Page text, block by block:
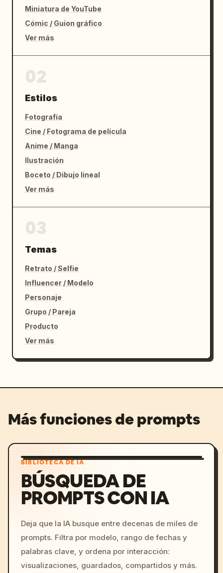
Miniatura de YouTube
Cómic / Guion gráfico
Ver más
Estilos
Fotografía
Cine / Fotograma de película
Anime / Manga
Ilustración
Boceto / Dibujo lineal
Ver más
Temas
Retrato / Selfie
Influencer / Modelo
Personaje
Grupo / Pareja
Producto
Ver más
Más funciones de prompts
BIBLIOTECA DE IA
BÚSQUEDA DE
PROMPTS CON IA
Deja que la IA busque entre decenas de miles de
prompts. Filtra por modelo, rango de fechas y
palabras clave, y ordena por interacción:
visualizaciones, guardados, compartidos y más.